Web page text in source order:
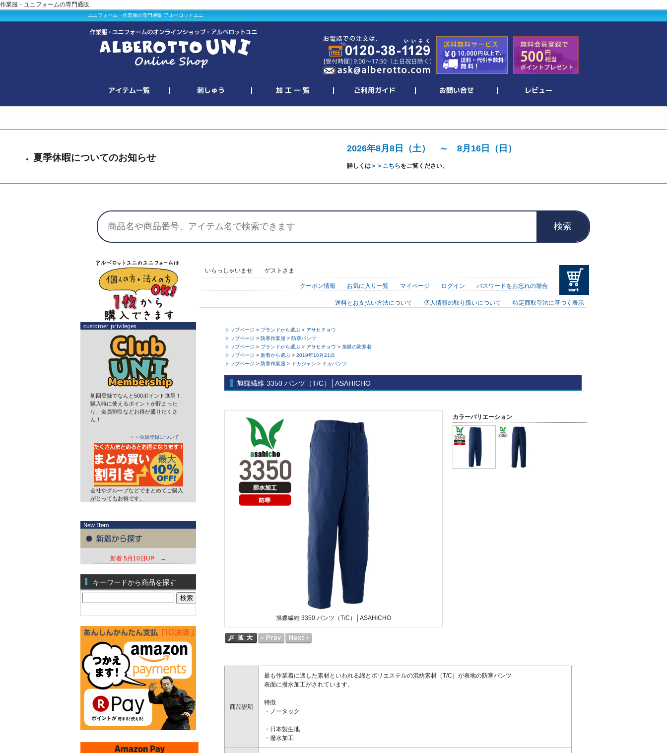
作業服・ユニフォームの専門通販
ユニフォーム・作業服の専門通販 アルベロットユニ
夏季休暇についてのお知らせ
2026年8月8日（土） ～ 8月16日（日）
詳しくは＞＞こちらをご覧ください。
検索
初回登録でなんと500ポイント進呈！
購入時に使えるポイントが貯まった
り、会員割引などお得が盛りだくさ
ん！
＞＞会員登録について
会社やグループなどでまとめてご購入
がとってもお得です。
新着 5月10日UP →
キーワードから商品を探す
いらっしゃいませ ゲストさま
クーポン情報 お気に入り一覧 マイページ ログイン パスワードをお忘れの場合
送料とお支払い方法について 個人情報の取り扱いについて 特定商取引法に基づく表示
トップページ > ブランドから選ぶ > アサヒチョウ
トップページ > 防寒作業服 > 防寒パンツ
トップページ > ブランドから選ぶ > アサヒチョウ > 旭蝶の防寒着
トップページ > 新着から選ぶ > 2019年10月21日
トップページ > 防寒作業服 > ドカジャン > ドカパンツ
旭蝶繊維 3350 パンツ（T/C）│ASAHICHO
カラーバリエーション
旭蝶繊維 3350 パンツ（T/C）│ASAHICHO
商品説明
最も作業着に適した素材といわれる綿とポリエステルの混紡素材（T/C）が表地の防寒パンツ
表面に撥水加工がされています。
特徴
・ノータック
・日本製生地
・撥水加工